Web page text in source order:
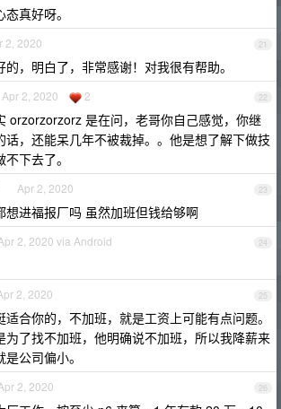
真好呀。
21
2, 2020
的，明白了，非常感谢！对我很有帮助。
22
Apr 2, 2020 2
orzorzorzorz 是在问，老哥你自己感觉，你继
话，还能呆几年不被裁掉。。他是想了解下做技
下去了。
23
Apr 2, 2020
想进福报厂吗 虽然加班但钱给够啊
24
2, 2020 via Android
25
2, 2020
合你的，不加班，就是工资上可能有点问题。
为了找不加班，他明确说不加班，所以我降薪来
公司偏小。
26
2, 2020